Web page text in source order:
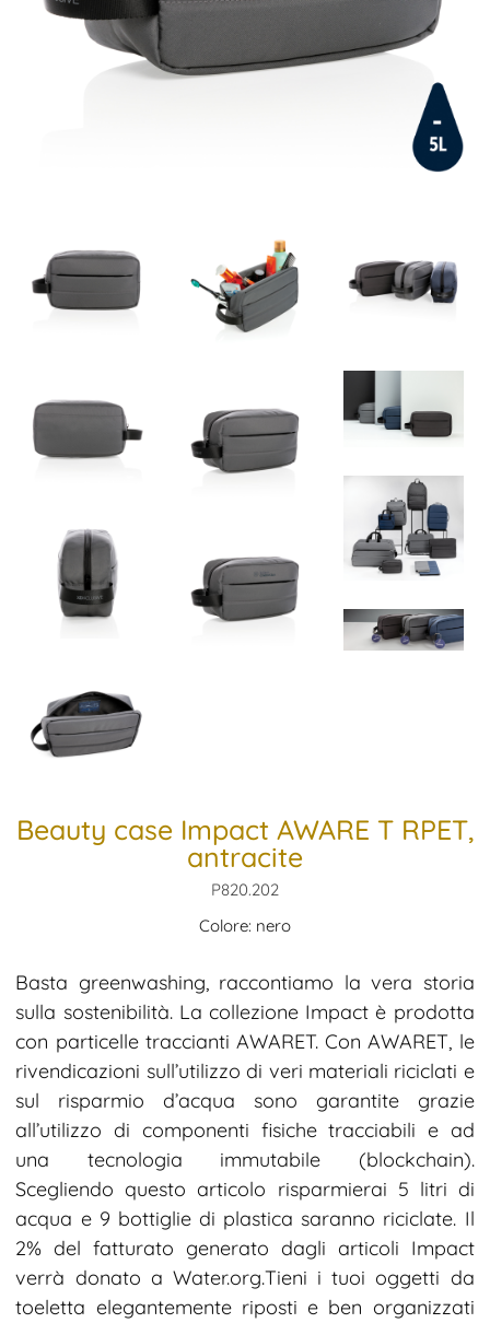
Beauty case Impact AWARE T RPET,
antracite
P820.202
Colore: nero
Basta greenwashing, raccontiamo la vera storia
sulla sostenibilità. La collezione Impact è prodotta
con particelle traccianti AWARET. Con AWARET, le
rivendicazioni sull’utilizzo di veri materiali riciclati e
sul risparmio d’acqua sono garantite grazie
all’utilizzo di componenti fisiche tracciabili e ad
una tecnologia immutabile (blockchain).
Scegliendo questo articolo risparmierai 5 litri di
acqua e 9 bottiglie di plastica saranno riciclate. Il
2% del fatturato generato dagli articoli Impact
verrà donato a Water.org.Tieni i tuoi oggetti da
toeletta elegantemente riposti e ben organizzati